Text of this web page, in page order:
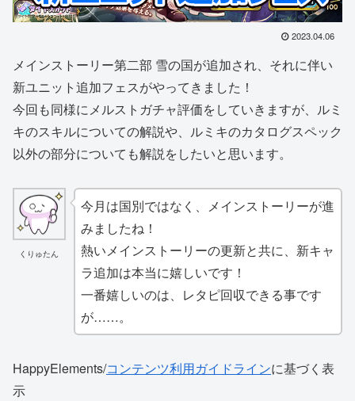
2023.04.06
メインストーリー第二部 雪の国が追加され、それに伴い
新ユニット追加フェスがやってきました！
今回も同様にメルストガチャ評価をしていきますが、ルミ
キのスキルについての解説や、ルミキのカタログスペック
以外の部分についても解説をしたいと思います。
くりゅたん
今月は国別ではなく、メインストーリーが進
みましたね！
熱いメインストーリーの更新と共に、新キャ
ラ追加は本当に嬉しいです！
一番嬉しいのは、レタピ回収できる事です
が……。
HappyElements/コンテンツ利用ガイドラインに基づく表
示